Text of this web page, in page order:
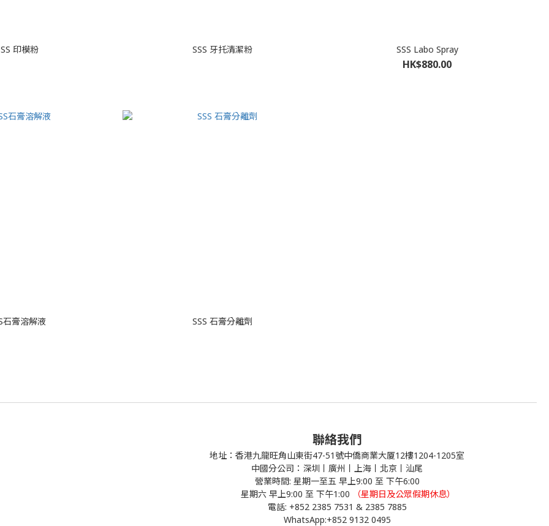
印模粉 SSS 牙托清潔粉 SSS Labo Spray
HK$880.00
石膏溶解液 SSS 石膏分離劑
聯絡我們
地址：香港九龍旺角山東街47-51號中僑商業大厦12樓1204-1205室
中國分公司：深圳丨廣州丨上海丨北京丨汕尾
營業時間: 星期一至五 早上9:00 至 下午6:00
星期六 早上9:00 至 下午1:00
（星期日及公眾假期休息）
電話: +852 2385 7531 & 2385 7885
WhatsApp:+852 9132 0495